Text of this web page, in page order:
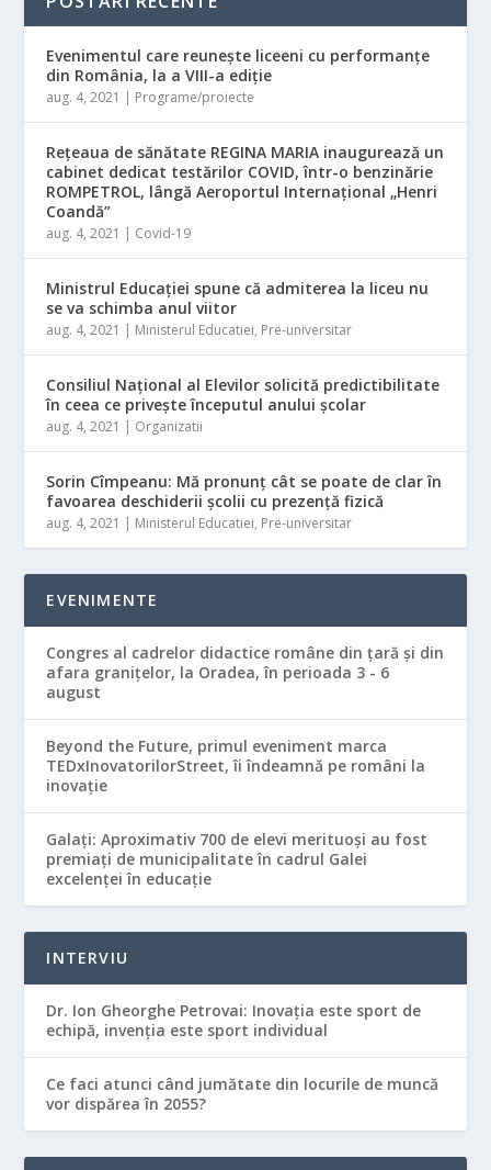
Evenimentul care reunește liceeni cu performanțe
din România, la a VIII-a ediție
aug. 4, 2021 | Programe/proiecte
Rețeaua de sănătate REGINA MARIA inaugurează un
cabinet dedicat testărilor COVID, într-o benzinărie
ROMPETROL, lângă Aeroportul Internațional „Henri
Coandă”
aug. 4, 2021 | Covid-19
Ministrul Educaţiei spune că admiterea la liceu nu
se va schimba anul viitor
aug. 4, 2021 | Ministerul Educatiei, Pre-universitar
Consiliul Naţional al Elevilor solicită predictibilitate
în ceea ce priveşte începutul anului şcolar
aug. 4, 2021 | Organizatii
Sorin Cîmpeanu: Mă pronunţ cât se poate de clar în
favoarea deschiderii şcolii cu prezenţă fizică
aug. 4, 2021 | Ministerul Educatiei, Pre-universitar
EVENIMENTE
Congres al cadrelor didactice române din ţară şi din
afara graniţelor, la Oradea, în perioada 3 - 6
august
Beyond the Future, primul eveniment marca
TEDxInovatorilorStreet, îi îndeamnă pe români la
inovație
Galaţi: Aproximativ 700 de elevi merituoşi au fost
premiaţi de municipalitate în cadrul Galei
excelenţei în educaţie
INTERVIU
Dr. Ion Gheorghe Petrovai: Inovația este sport de
echipă, invenția este sport individual
Ce faci atunci când jumătate din locurile de muncă
vor dispărea în 2055?